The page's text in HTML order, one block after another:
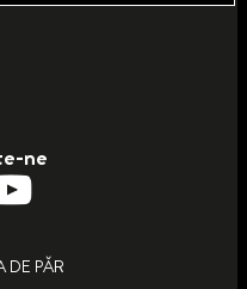
OLEO INTENSE
ne
DE PĂR